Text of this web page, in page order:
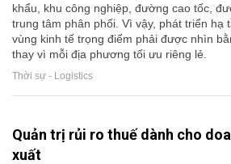
khẩu, khu công nghiệp, đường cao tốc,
trung tâm phân phối. Vì vậy, phát triển hạ
vùng kinh tế trọng điểm phải được nhìn
thay vì mỗi địa phương tối ưu riêng lẻ.
Thời sự - Logistics
Quản trị rủi ro thuế dành cho
xuất